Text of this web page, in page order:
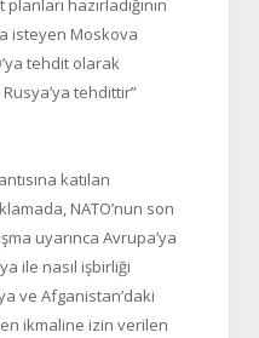
hazırladığının
isteyen Moskova
tehdit olarak
tehdittir”
katılan
NATO’nun son
uyarınca Avrupa’ya
ile nasıl işbirliği
ve Afganistan’daki
ikmaline izin verilen